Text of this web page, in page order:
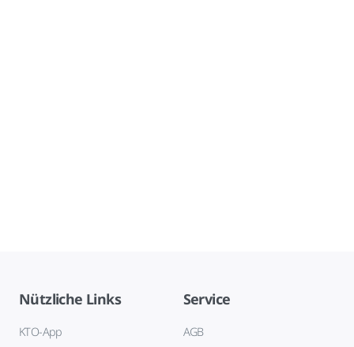
Nützliche Links
KTO-App
Service
AGB